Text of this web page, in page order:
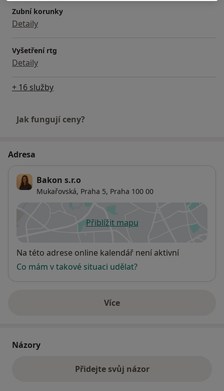
Zubní korunky
Detaily
Vyšetření rtg
Detaily
+ 16 služby
Jak fungují ceny?
Adresa
Bakon s.r.o
Mukařovská, Praha 5, Praha 100 00
Přiblížit mapuse otevře v nové záložce
Dostupnost
Na této adrese online kalendář není aktivní
Co mám v takové situaci udělat?
Víceo adrese
Názory
Přidejte svůj názor